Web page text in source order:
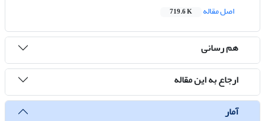
اصل مقاله
719.6 K
هم رسانی
ارجاع به این مقاله
آمار